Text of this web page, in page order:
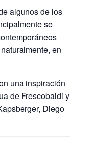
algunos de los
se
en
una inspiración
de Frescobaldi y
Diego